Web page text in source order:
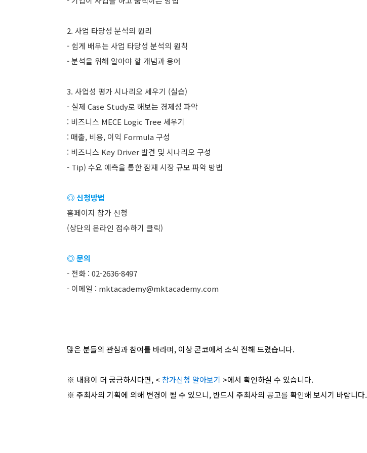
2. 사업 타당성 분석의 원리
- 쉽게 배우는 사업 타당성 분석의 원칙
- 분석을 위해 알아야 할 개념과 용어
3. 사업성 평가 시나리오 세우기 (실습)
- 실제 Case Study로 해보는 경제성 파악
: 비즈니스 MECE Logic Tree 세우기
: 매출, 비용, 이익 Formula 구성
: 비즈니스 Key Driver 발견 및 시나리오 구성
- Tip) 수요 예측을 통한 잠재 시장 규모 파악 방법
◎ 신청방법
홈페이지 참가 신청
(상단의 온라인 접수하기 클릭)
◎ 문의
- 전화 : 02-2636-8497
- 이메일 : mktacademy@mktacademy.com
많은 분들의 관심과 참여를 바라며, 이상 콘코에서 소식 전해 드렸습니다.
※ 내용이 더 궁금하시다면, < 참가신청 알아보기 >에서 확인하실 수 있습니다.
※ 주최사의 기획에 의해 변경이 될 수 있으니, 반드시 주최사의 공고를 확인해 보시기 바랍니다.